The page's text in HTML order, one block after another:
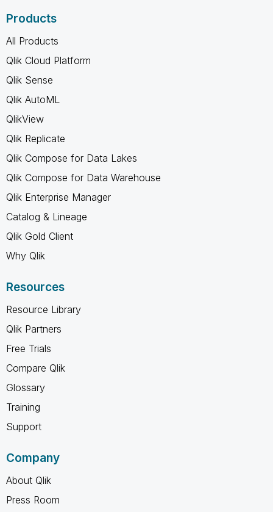
Products
All Products
Qlik Cloud Platform
Qlik Sense
Qlik AutoML
QlikView
Qlik Replicate
Qlik Compose for Data Lakes
Qlik Compose for Data Warehouse
Qlik Enterprise Manager
Catalog & Lineage
Qlik Gold Client
Why Qlik
Resources
Resource Library
Qlik Partners
Free Trials
Compare Qlik
Glossary
Training
Support
Company
About Qlik
Press Room